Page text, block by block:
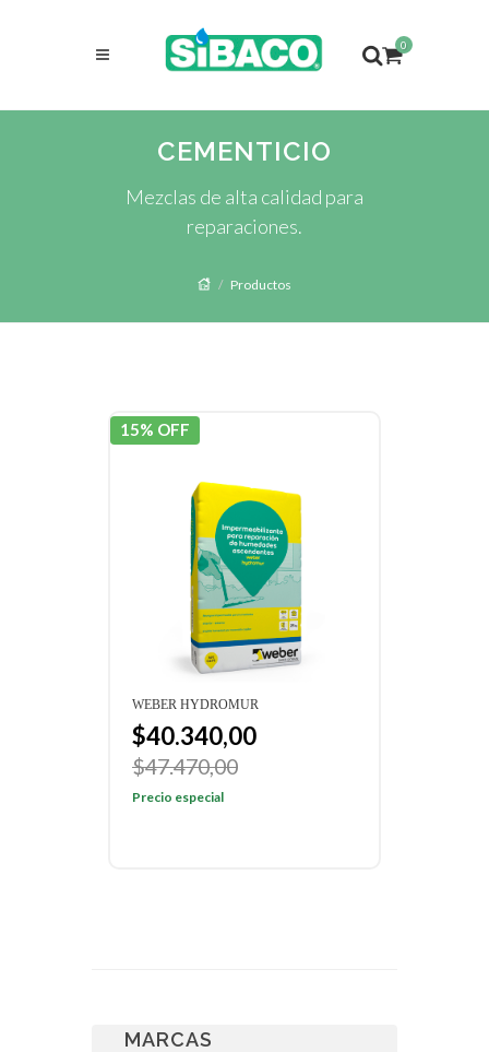
0
CEMENTICIO
Mezclas de alta calidad para
reparaciones.
Productos
15% OFF
WEBER HYDROMUR
$40.340,00
$47.470,00
Precio especial
MARCAS